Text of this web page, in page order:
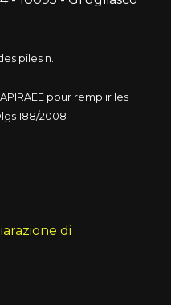
piles n.
pour remplir les
188/2008
di